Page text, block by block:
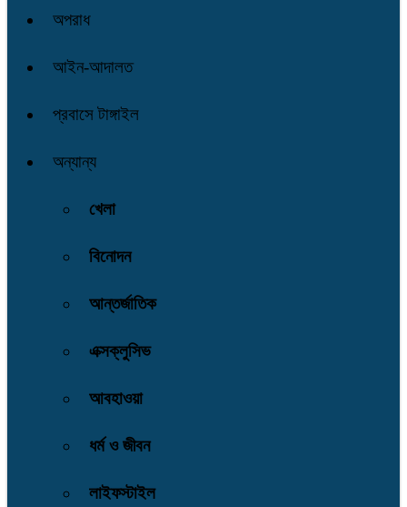
অপরাধ
আইন-আদালত
প্রবাসে টাঙ্গাইল
অন্যান্য
খেলা
বিনোদন
আন্তর্জাতিক
এক্সক্লুসিভ
আবহাওয়া
ধর্ম ও জীবন
লাইফস্টাইল